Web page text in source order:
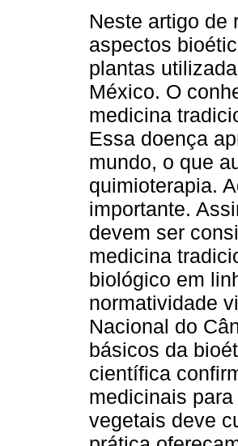
Neste artigo de
aspectos
plantas
México. O
medicina
Essa doença
mundo, o que
quimioterapia.
importante.
devem ser
medicina
biológico em
normatividade
Nacional do
básicos da
científica
medicinais
vegetais deve